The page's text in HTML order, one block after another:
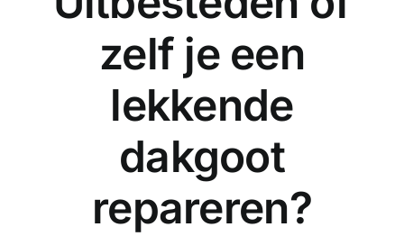
zelf je een
lekkende
dakgoot
repareren?